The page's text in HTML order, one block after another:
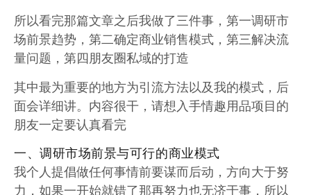
所以看完那篇文章之后我做了三件事，第一调研市
场前景趋势，第二确定商业销售模式，第三解决流
量问题，第四朋友圈私域的打造
其中最为重要的地方为引流方法以及我的模式，后
面会详细讲。内容很干，请想入手情趣用品项目的
朋友一定要认真看完
一、调研市场前景与可行的商业模式
我个人提倡做任何事情前要谋而后动，方向大于努
力，如果一开始就错了那再努力也无济于事，所以